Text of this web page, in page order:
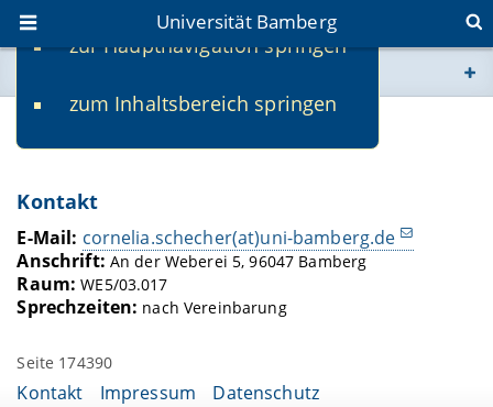
zur Hauptnavigation springen
zum Inhaltsbereich springen
Universität Bamberg
www.uni-bamberg.de
fis.uni-bamberg.de
Cornelia Schecher
Kontakt
E-Mail: cornelia.schecher(at)uni-bamberg.de
Anschrift: An der Weberei 5, 96047 Bamberg
Raum: WE5/03.017
Sprechzeiten: nach Vereinbarung
Seite 174390
Kontakt Impressum Datenschutz